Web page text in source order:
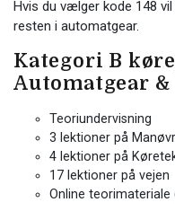
Hvis du vælger kode 148
resten i automatgear.
Kategori B
Automatgear &
Teoriundervisning
3 lektioner på
4 lektioner på
17 lektioner på vejen
Online teorimateriale